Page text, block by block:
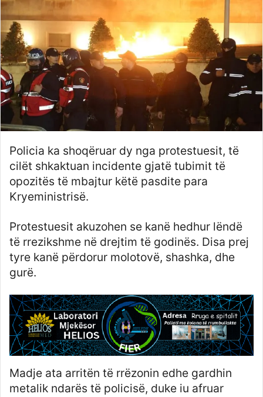
Policia ka shoqëruar dy nga protestuesit, të
cilët shkaktuan incidente gjatë tubimit të
opozitës të mbajtur këtë pasdite para
Kryeministrisë.
Protestuesit akuzohen se kanë hedhur lëndë
të rrezikshme në drejtim të godinës. Disa prej
tyre kanë përdorur molotovë, shashka, dhe
gurë.
Madje ata arritën të rrëzonin edhe gardhin
metalik ndarës të policisë, duke iu afruar